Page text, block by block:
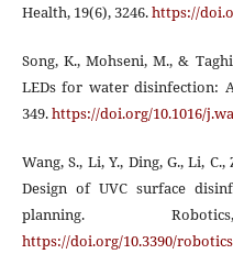
Health, 19(6), 3246.https://
Song, K., Mohseni, M., &
LEDs for water disinfection:
349.https://doi.org/10.1016/
Wang, S., Li, Y., Ding, G., Li,
Design of UVC surface
planning.
https://doi.org/10.3390/